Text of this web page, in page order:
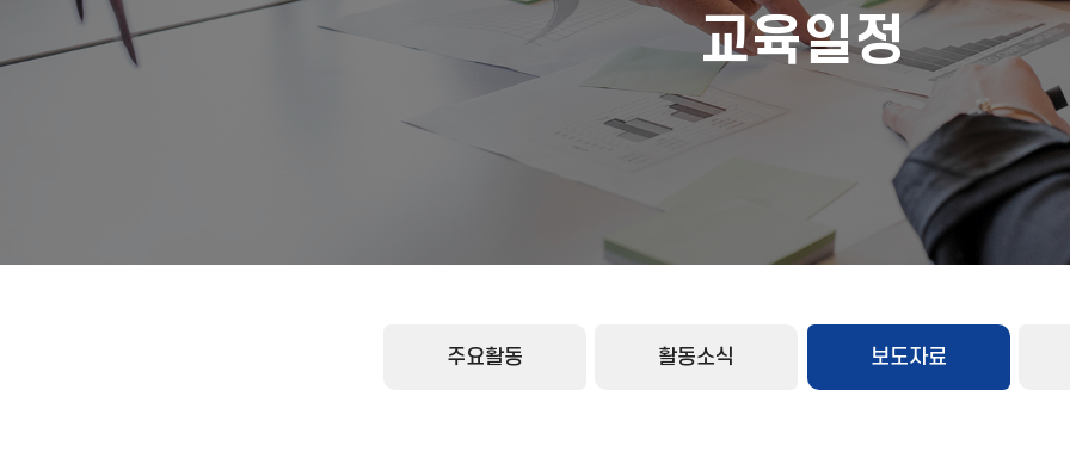
교육일정
주요활동 활동소식 보도자료